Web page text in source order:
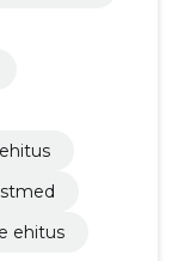
ehitus